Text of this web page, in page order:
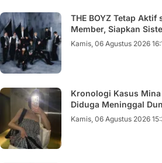
THE BOYZ Tetap Aktif
Member, Siapkan
Kamis, 06 Agustus 2026
Kronologi Kasus Mina
Diduga Meninggal
Kamis, 06 Agustus 2026